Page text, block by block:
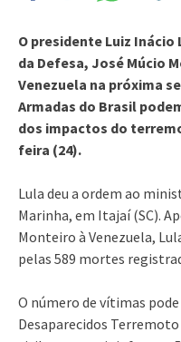
O presidente Luiz
da Defesa, José Múcio
Venezuela na próxima
Armadas do Brasil
dos impactos do
feira (24).
Lula deu a ordem ao
Marinha, em Itajaí (SC).
Monteiro à Venezuela,
pelas 589 mortes
O número de vítimas
Desaparecidos